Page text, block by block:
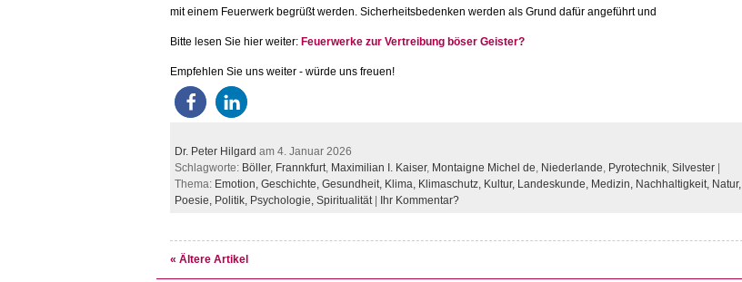
mit einem Feuerwerk begrüßt werden. Sicherheitsbedenken werden als Grund dafür angeführt und
Bitte lesen Sie hier weiter: Feuerwerke zur Vertreibung böser Geister?
Empfehlen Sie uns weiter - würde uns freuen!
Dr. Peter Hilgard am 4. Januar 2026
Schlagworte: Böller, Frannkfurt, Maximilian I. Kaiser, Montaigne Michel de, Niederlande, Pyrotechnik, Silvester
Thema: Emotion, Geschichte, Gesundheit, Klima, Klimaschutz, Kultur, Landeskunde, Medizin, Nachhaltigkeit, Natur,
Poesie, Politik, Psychologie, Spiritualität| Ihr Kommentar?
« Ältere Artikel